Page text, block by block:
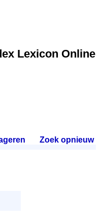
Lexicon Online
Zoek opnieuw.